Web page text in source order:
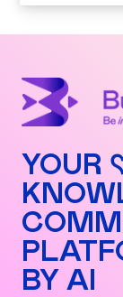
YOUR
BY AI